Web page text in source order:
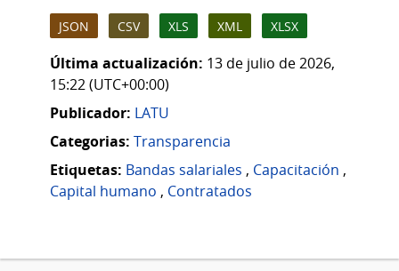
JSON CSV XLS XML XLSX
Última actualización: 13 de julio de 2026,
15:22 (UTC+00:00)
Publicador: LATU
Categorias: Transparencia
Etiquetas: Bandas salariales , Capacitación ,
Capital humano , Contratados